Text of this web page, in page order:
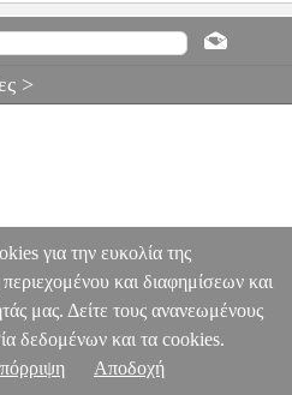
STABILO
ΜΟΛΥΒΙΑ
0
>
για την ευκολία της
και διαφημίσεων και
μας. Δείτε τους ανανεωμένους
δεδομένων και τα cookies.
Αποδοχή